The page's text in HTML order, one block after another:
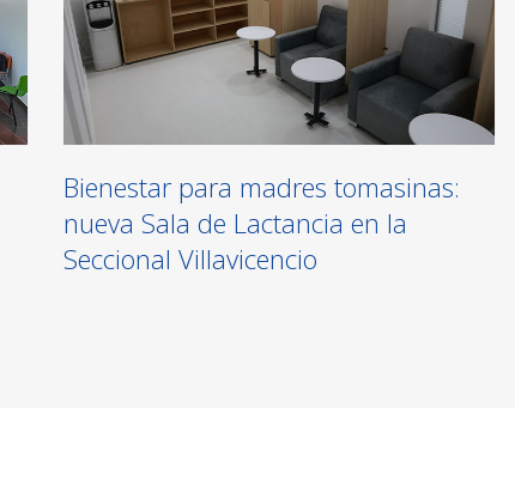
Bienestar para madres tomasinas:
nueva Sala de Lactancia en la
Seccional Villavicencio